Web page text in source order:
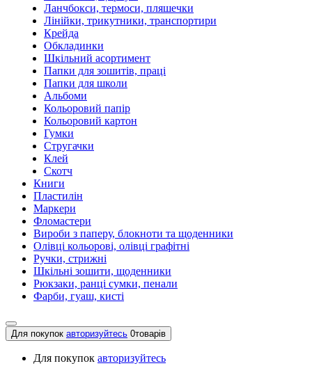
Ланчбокси, термоси, пляшечки
Лінійки, трикутники, транспортири
Крейда
Обкладинки
Шкільний асортимент
Папки для зошитів, праці
Папки для школи
Альбоми
Кольоровий папір
Кольоровий картон
Гумки
Стругачки
Клей
Скотч
Книги
Пластилін
Маркери
Фломастери
Вироби з паперу, блокноти та щоденники
Олівці кольорові, олівці графітні
Ручки, стрижні
Шкільні зошити, щоденники
Рюкзаки, ранці сумки, пенали
Фарби, гуаш, кисті
Для покупок авторизуйтесь 0товарів
Для покупок авторизуйтесь